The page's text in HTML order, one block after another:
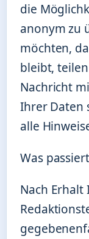
die
anonym zu
möchten,
bleibt,
Nachricht
Ihrer Daten
alle
Was
Nach Erhalt